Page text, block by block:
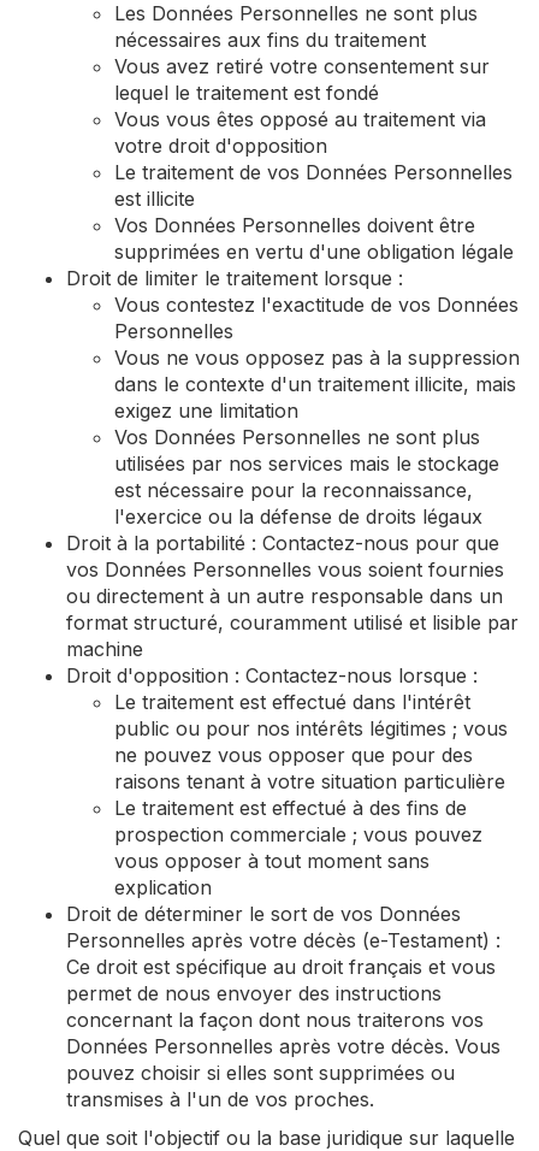
Les Données Personnelles ne sont plus
nécessaires aux fins du traitement
Vous avez retiré votre consentement sur
lequel le traitement est fondé
Vous vous êtes opposé au traitement via
votre droit d'opposition
Le traitement de vos Données Personnelles
est illicite
Vos Données Personnelles doivent être
supprimées en vertu d'une obligation légale
Droit de limiter le traitement lorsque :
Vous contestez l'exactitude de vos Données
Personnelles
Vous ne vous opposez pas à la suppression
dans le contexte d'un traitement illicite, mais
exigez une limitation
Vos Données Personnelles ne sont plus
utilisées par nos services mais le stockage
est nécessaire pour la reconnaissance,
l'exercice ou la défense de droits légaux
Droit à la portabilité : Contactez-nous pour que
vos Données Personnelles vous soient fournies
ou directement à un autre responsable dans un
format structuré, couramment utilisé et lisible par
machine
Droit d'opposition : Contactez-nous lorsque :
Le traitement est effectué dans l'intérêt
public ou pour nos intérêts légitimes ; vous
ne pouvez vous opposer que pour des
raisons tenant à votre situation particulière
Le traitement est effectué à des fins de
prospection commerciale ; vous pouvez
vous opposer à tout moment sans
explication
Droit de déterminer le sort de vos Données
Personnelles après votre décès (e-Testament) :
Ce droit est spécifique au droit français et vous
permet de nous envoyer des instructions
concernant la façon dont nous traiterons vos
Données Personnelles après votre décès. Vous
pouvez choisir si elles sont supprimées ou
transmises à l'un de vos proches.
Quel que soit l'objectif ou la base juridique sur laquelle